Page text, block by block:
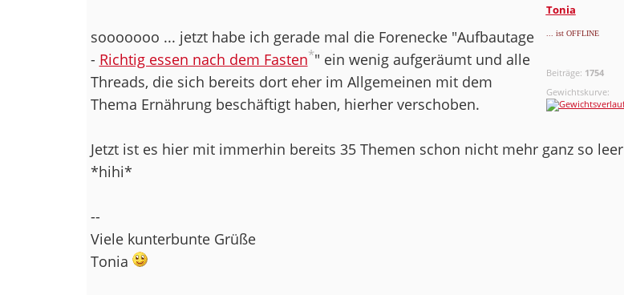
Tonia
... ist OFFLINE
Beiträge: 1754
Gewichtskurve:
sooooooo ... jetzt habe ich gerade mal die Forenecke "Aufbautage
- Richtig essen nach dem Fasten*" ein wenig aufgeräumt und alle
Threads, die sich bereits dort eher im Allgemeinen mit dem
Thema Ernährung beschäftigt haben, hierher verschoben.
Jetzt ist es hier mit immerhin bereits 35 Themen schon nicht mehr ganz so leer
*hihi*
--
Viele kunterbunte Grüße
Tonia